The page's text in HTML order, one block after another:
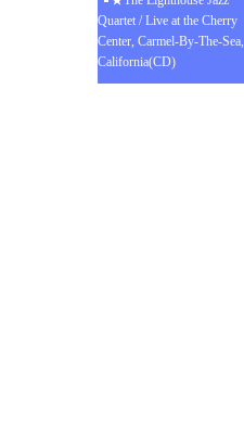
Quartet / Live at the Cherry
Center, Carmel-By-The-Sea,
California(CD)